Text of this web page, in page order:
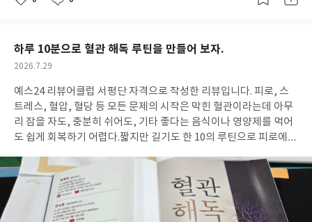
좋
댓
작
하루 10분으로 혈관 해독 루틴을 만들어 보자.
작
일
2026.7.29
예스24 리뷰어클럽 서평단 자격으로 작성한 리뷰입니다. 피로, 스
트레스, 혈압, 혈당 등 모든 문제의 시작은 막힌 혈관이라는데 아무
리 잠을 자도, 충분히 쉬어도, 기타 좋다는 음식이나 영양제를 먹어
도 쉽게 회복하기 어렵다.짧지만 길기도 한 10의 루틴으로 피로에
식회사 밸류어블라이프의 물리치료사, 작업치료사(교수), 트레이
너들이 약 5만 명을 만나며 쌓아온 치료와 교육 경험을 바탕으로 혈
관 건강을 일상에서 이해하고 관리할 수 있도록 구성되었고, 만성질
환과 혈관 건강, 재활 운동, 통증 관리, 자세와 움직임, 이완과 테라